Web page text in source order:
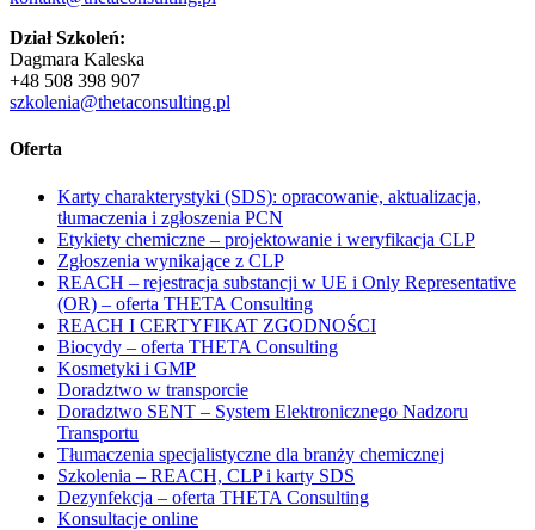
Dział Szkoleń:
Dagmara Kaleska
+48 508 398 907
szkolenia@thetaconsulting.pl
Oferta
Karty charakterystyki (SDS): opracowanie, aktualizacja,
tłumaczenia i zgłoszenia PCN
Etykiety chemiczne – projektowanie i weryfikacja CLP
Zgłoszenia wynikające z CLP
REACH – rejestracja substancji w UE i Only Representative
(OR) – oferta THETA Consulting
REACH I CERTYFIKAT ZGODNOŚCI
Biocydy – oferta THETA Consulting
Kosmetyki i GMP
Doradztwo w transporcie
Doradztwo SENT – System Elektronicznego Nadzoru
Transportu
Tłumaczenia specjalistyczne dla branży chemicznej
Szkolenia – REACH, CLP i karty SDS
Dezynfekcja – oferta THETA Consulting
Konsultacje online